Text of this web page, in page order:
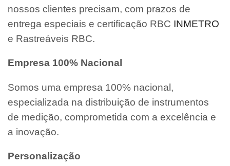
nossos clientes precisam, com prazos de
entrega especiais e certificação RBC INMETRO
e Rastreáveis RBC.
Empresa 100% Nacional
Somos uma empresa 100% nacional,
especializada na distribuição de instrumentos
de medição, comprometida com a excelência e
a inovação.
Personalização